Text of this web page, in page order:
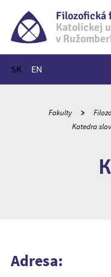
Filozofická
Katolíckej
v
SK EN
Hlavné menu
Fakulty
Katedra
Adresa: